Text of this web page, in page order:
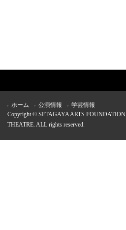
ホーム 公演情報
学芸情報
Copyright © SETAGAYA ARTS
THEATRE. ALL rights reserved.